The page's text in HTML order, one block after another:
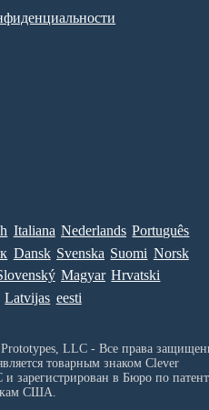
Italiana Nederlands Português
Dansk Svenska Suomi Norsk
Magyar Hrvatski
Latvijas eesti
LLC - Все права
товарным знаком Clever
и зарегистрирован в Бюро по
США.